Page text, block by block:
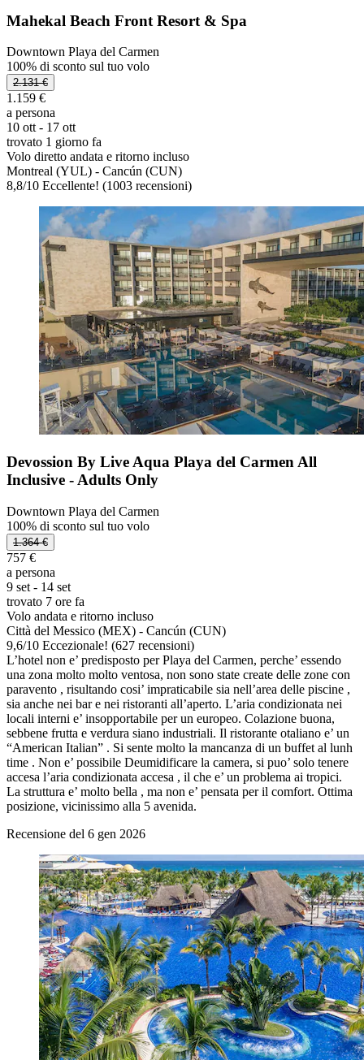
Mahekal Beach Front Resort & Spa
Downtown Playa del Carmen
100% di sconto sul tuo volo
2.131 €
1.159 €
a persona
10 ott - 17 ott
trovato 1 giorno fa
Volo diretto andata e ritorno incluso
Montreal (YUL) - Cancún (CUN)
8,8/10 Eccellente! (1003 recensioni)
Devossion By Live Aqua Playa del Carmen All
Inclusive - Adults Only
Downtown Playa del Carmen
100% di sconto sul tuo volo
1.364 €
757 €
a persona
9 set - 14 set
trovato 7 ore fa
Volo andata e ritorno incluso
Città del Messico (MEX) - Cancún (CUN)
9,6/10 Eccezionale! (627 recensioni)
L’hotel non e’ predisposto per Playa del Carmen, perche’ essendo
una zona molto molto ventosa, non sono state create delle zone con
paravento , risultando cosi’ impraticabile sia nell’area delle piscine ,
sia anche nei bar e nei ristoranti all’aperto. L’aria condizionata nei
locali interni e’ insopportabile per un europeo. Colazione buona,
sebbene frutta e verdura siano industriali. Il ristorante otaliano e’ un
“American Italian” . Si sente molto la mancanza di un buffet al lunh
time . Non e’ possibile Deumidificare la camera, si puo’ solo tenere
accesa l’aria condizionata accesa , il che e’ un problema ai tropici.
La struttura e’ molto bella , ma non e’ pensata per il comfort. Ottima
posizione, vicinissimo alla 5 avenida.
Recensione del 6 gen 2026